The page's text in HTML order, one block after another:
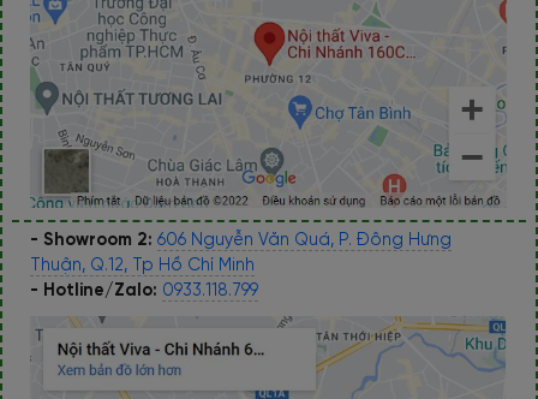
- Showroom 2: 606 Nguyễn Văn Quá, P. Đông Hưng
Thuận, Q.12, Tp Hồ Chí Minh
- Hotline/Zalo: 0933.118.799